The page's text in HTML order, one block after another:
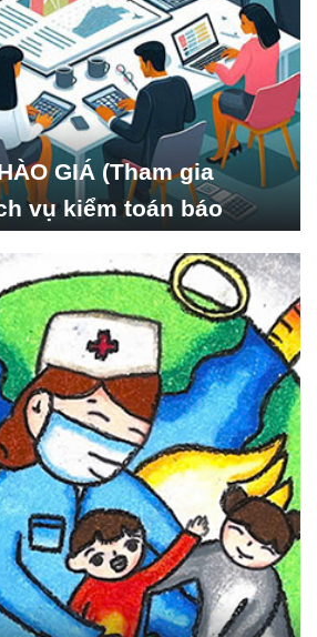
GIÁ (Tham gia
vụ kiểm toán báo
triển Xã